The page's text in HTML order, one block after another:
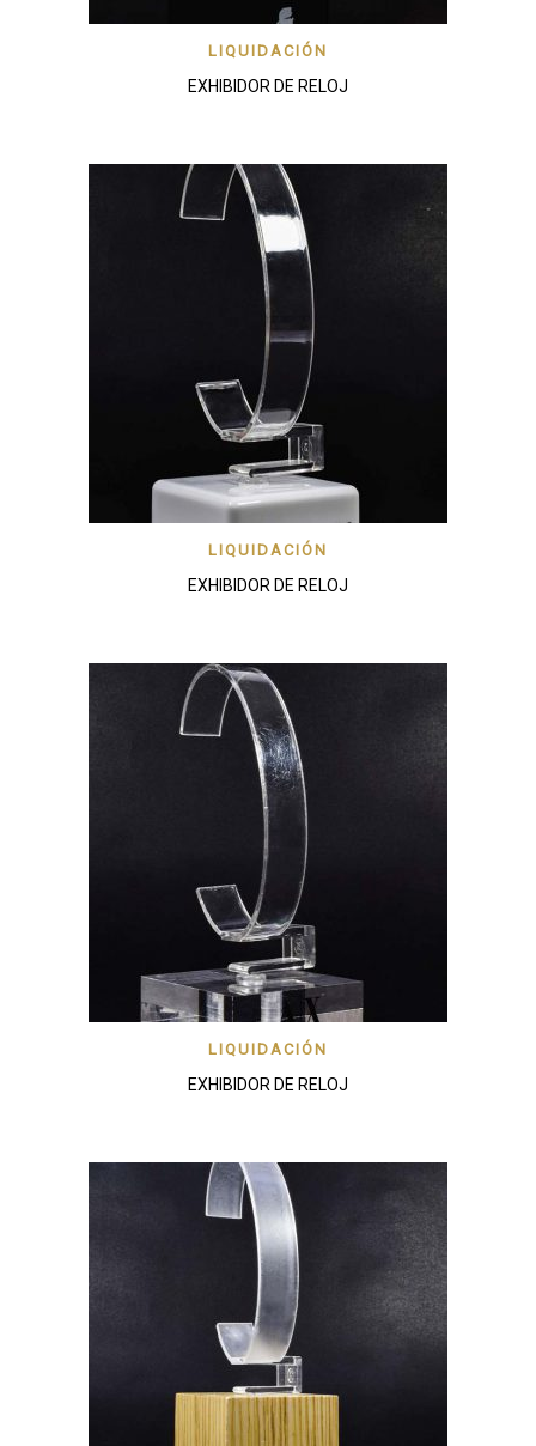
LIQUIDACIÓN
EXHIBIDOR DE RELOJ
LIQUIDACIÓN
EXHIBIDOR DE RELOJ
LIQUIDACIÓN
EXHIBIDOR DE RELOJ